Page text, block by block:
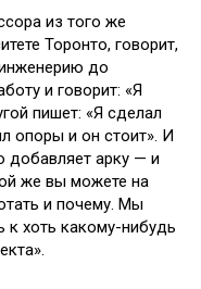
из того же
Торонто, говорит,
до
и говорит: «Я
пишет: «Я сделал
опоры и он стоит». И
добавляет арку — и
же вы можете на
и почему. Мы
к хоть какому-нибудь